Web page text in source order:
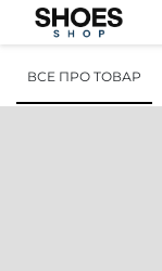
ВСЕ ПРО ТОВАР